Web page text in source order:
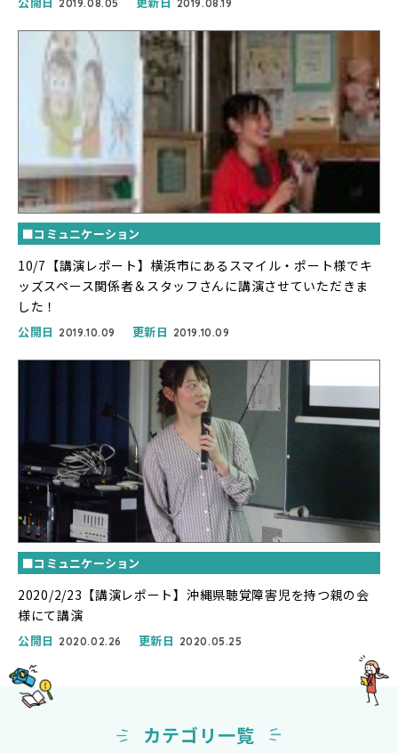
2019.08.05 2019.08.19
■コミュニケーション
10/7【講演レポート】横浜市にあるスマイル・ポート様でキ
ッズスペース関係者＆スタッフさんに講演させていただきま
した！
公開日 2019.10.09 更新日 2019.10.09
■コミュニケーション
2020/2/23【講演レポート】沖縄県聴覚障害児を持つ親の会
様にて講演
公開日 2020.02.26 更新日 2020.05.25
カテゴリ一覧